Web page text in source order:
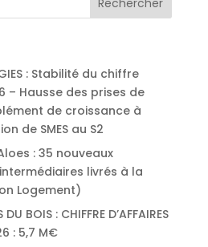
: Stabilité du chiffre
– Hausse des prises de
de croissance à
de SMES au S2
: 35 nouveaux
livrés à la
Logement)
BOIS : CHIFFRE D’AFFAIRES
: 5,7 M€